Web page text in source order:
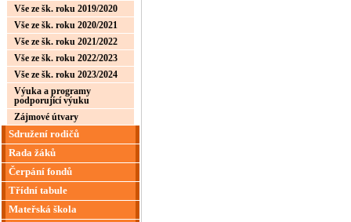
Vše ze šk. roku 2019/2020
Vše ze šk. roku 2020/2021
Vše ze šk. roku 2021/2022
Vše ze šk. roku 2022/2023
Vše ze šk. roku 2023/2024
Výuka a programy
podporující výuku
Zájmové útvary
Sdružení rodičů
Rada žáků
Čerpání fondů
Třídní tabule
Mateřská škola